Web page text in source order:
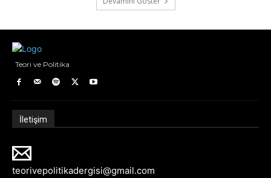
Teori ve Politika
İletişim
teorivepolitikadergisi@gmail.com